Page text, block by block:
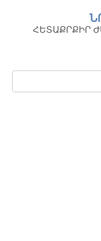
контентуՀԵՏԱՔՐՔԻՐ
Поиск: